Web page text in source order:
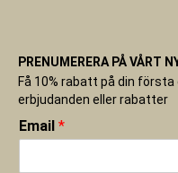
PRENUMERERA PÅ VÅRT
Få 10% rabatt på din
erbjudanden eller rabatter
Email *